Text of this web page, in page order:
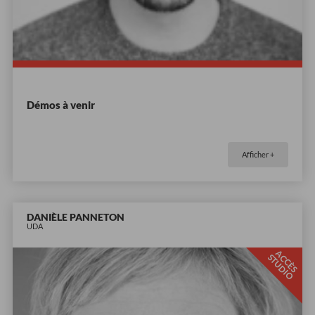
Démos à venir
Afficher +
DANIÈLE PANNETON
UDA
A
C
C
È
S
S
T
U
D
I
O